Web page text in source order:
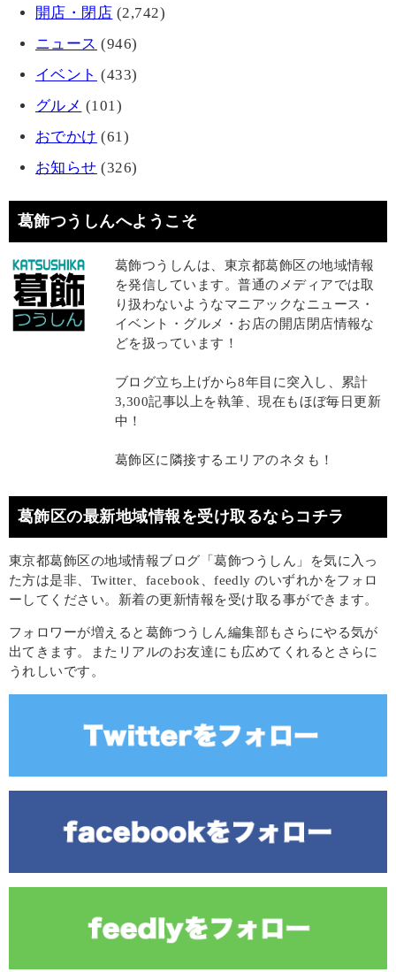
開店・閉店 (2,742)
ニュース (946)
イベント (433)
グルメ (101)
おでかけ (61)
お知らせ (326)
葛飾つうしんへようこそ
葛飾つうしんは、東京都葛飾区の地域情報
を発信しています。普通のメディアでは取
り扱わないようなマニアックなニュース・
イベント・グルメ・お店の開店閉店情報な
どを扱っています！
ブログ立ち上げから8年目に突入し、累計
3,300記事以上を執筆、現在もほぼ毎日更新
中！
葛飾区に隣接するエリアのネタも！
葛飾区の最新地域情報を受け取るならコチラ
東京都葛飾区の地域情報ブログ「葛飾つうしん」を気に入っ
た方は是非、Twitter、facebook、feedly のいずれかをフォロ
ーしてください。新着の更新情報を受け取る事ができます。
フォロワーが増えると葛飾つうしん編集部もさらにやる気が
出てきます。またリアルのお友達にも広めてくれるとさらに
うれしいです。